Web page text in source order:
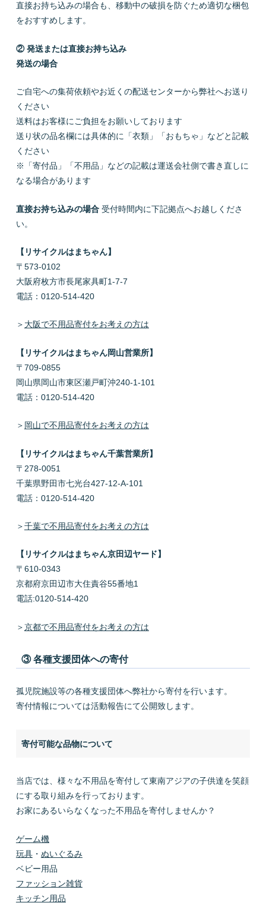
直接お持ち込みの場合も、移動中の破損を防ぐため適切な梱包
をおすすめします。
② 発送または直接お持ち込み
発送の場合
ご自宅への集荷依頼やお近くの配送センターから弊社へお送り
ください
送料はお客様にご負担をお願いしております
送り状の品名欄には具体的に「衣類」「おもちゃ」などと記載
ください
※「寄付品」「不用品」などの記載は運送会社側で書き直しに
なる場合があります
直接お持ち込みの場合受付時間内に下記拠点へお越しくださ
い。
【リサイクルはまちゃん】
〒573-0102
大阪府枚方市長尾家具町1-7-7
電話：0120-514-420
＞ 大阪で不用品寄付をお考えの方は
【リサイクルはまちゃん岡山営業所】
〒709-0855
岡山県岡山市東区瀬戸町沖240-1-101
電話：0120-514-420
＞ 岡山で不用品寄付をお考えの方は
【リサイクルはまちゃん千葉営業所】
〒278-0051
千葉県野田市七光台427-12-A-101
電話：0120-514-420
＞千葉で不用品寄付をお考えの方は
【リサイクルはまちゃん京田辺ヤード】
〒610-0343
京都府京田辺市大住責谷55番地1
電話:0120-514-420
＞京都で不用品寄付をお考えの方は
③ 各種支援団体への寄付
孤児院施設等の各種支援団体へ弊社から寄付を行います。
寄付情報については活動報告にて公開致します。
寄付可能な品物について
当店では、様々な不用品を寄付して東南アジアの子供達を笑顔
にする取り組みを行っております。
お家にあるいらなくなった不用品を寄付しませんか？
ゲーム機
玩具・ ぬいぐるみ
ベビー用品
ファッション雑貨
キッチン用品